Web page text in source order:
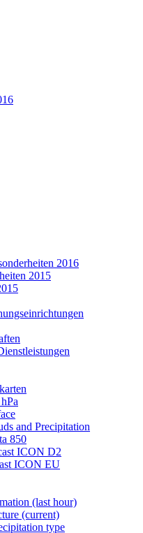
2016
2015
and Precipitation
850
ICON D2
ICON EU
(last hour)
(current)
type